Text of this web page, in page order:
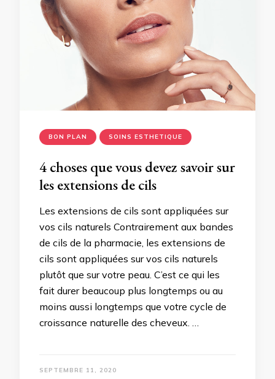
BON PLAN SOINS ESTHETIQUE
4 choses que vous devez savoir sur
les extensions de cils
Les extensions de cils sont appliquées sur
vos cils naturels Contrairement aux bandes
de cils de la pharmacie, les extensions de
cils sont appliquées sur vos cils naturels
plutôt que sur votre peau. C’est ce qui les
fait durer beaucoup plus longtemps ou au
moins aussi longtemps que votre cycle de
croissance naturelle des cheveux. …
SEPTEMBRE 11, 2020